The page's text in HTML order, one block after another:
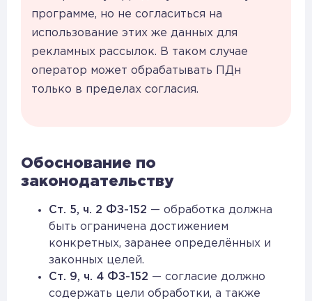
программе, но не согласиться на
использование этих же данных для
рекламных рассылок. В таком случае
оператор может обрабатывать ПДн
только в пределах согласия.
Обоснование по
законодательству
Ст. 5, ч. 2 ФЗ-152 — обработка должна
быть ограничена достижением
конкретных, заранее определённых и
законных целей.
Ст. 9, ч. 4 ФЗ-152 — согласие должно
содержать цели обработки, а также